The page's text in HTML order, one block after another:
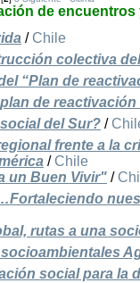
de
/ Chile
colectiva
“Plan de
de
del Sur? /
frente a la
/ Chile
un Buen Vivir" /
rutas a una
social para la